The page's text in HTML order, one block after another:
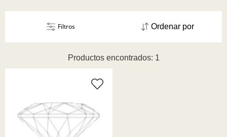
Productos encontrados: 1
Ordenar por
Fecha de lanzamiento
Filtros